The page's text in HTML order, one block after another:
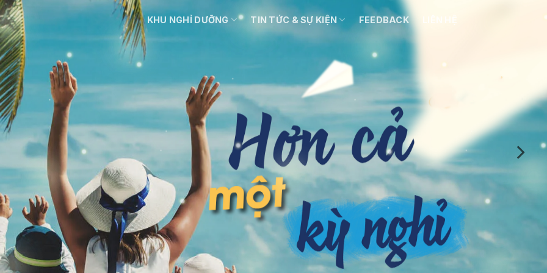
KHU NGHỈ DƯỠNG TIN TỨC & SỰ KIỆN FEEDBACK
KHẮC CUỘC SỐNG
Mỗi ngày là một bình minh mới